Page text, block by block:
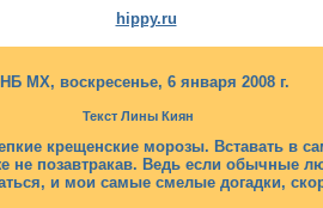
hippy.ru
МХ, воскресенье, 6 января 2008 г.
Текст Лины Киян
крещенские морозы. Вставать в
не позавтракав. Ведь если обычные
и мои самые смелые догадки,